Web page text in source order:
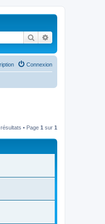
Rechercher
Connexion
• Page 1 sur 1